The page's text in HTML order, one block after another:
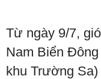
Từ ngày 9/7,
Nam Biển
khu Trường